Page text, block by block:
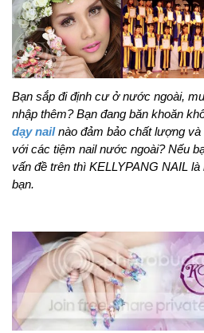
Bạn sắp đi định cư ở nước ngoài,
nhập thêm? Bạn đang băn khoăn
dạy nailnào đảm bảo chất lượng
với các tiệm nail nước ngoài? Nếu
vấn đề trên thì KELLYPANG NAIL
bạn.